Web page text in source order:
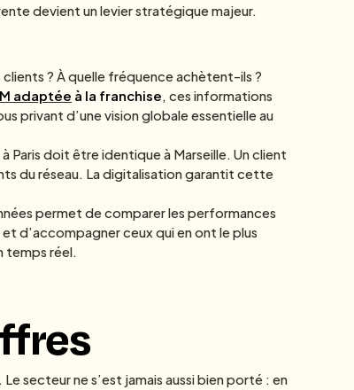
devient un levier stratégique majeur.
clients ? À quelle fréquence achètent-ils ?
adaptée à la franchise, ces informations
privant d’une vision globale essentielle au
Paris doit être identique à Marseille. Un client
du réseau. La digitalisation garantit cette
permet de comparer les performances
d’accompagner ceux qui en ont le plus
temps réel.
secteur ne s’est jamais aussi bien porté : en